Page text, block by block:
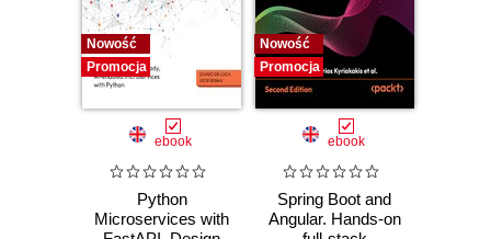
Nowość
Promocja
ebook
Python
Microservices with
Nowość
Promocja
ebook
Spring Boot and
Angular. Hands-on